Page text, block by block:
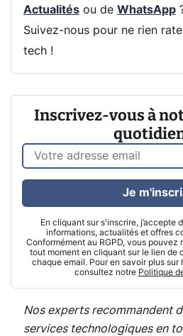
Actualitésou de WhatsApp
Suivez-nous pour ne rien
tech !
Inscrivez-vous à
En cliquant sur s'inscrire, j’accepte
informations, actualités et offres
Conformément au RGPD, vous pouvez
tout moment en cliquant sur le lien de
chaque email. Pour en savoir plus sur
consultez notre Politique
Je
Nos experts recommandent
services technologiques en